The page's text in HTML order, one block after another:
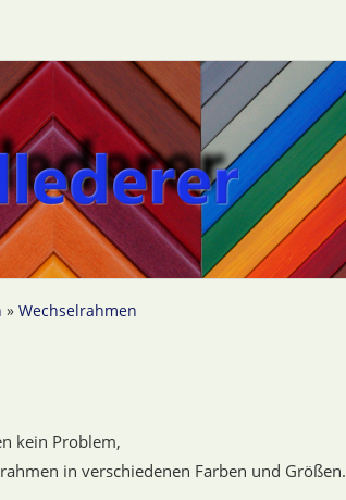
» Wechselrahmen
kein Problem,
in verschiedenen Farben und Größen.